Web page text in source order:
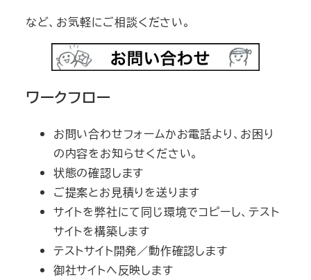
など、お気軽にご相談ください。
ワークフロー
お問い合わせフォームかお電話より、お困り
の内容をお知らせください。
状態の確認します
ご提案とお見積りを送ります
サイトを弊社にて同じ環境でコピーし、テスト
サイトを構築します
テストサイト開発／動作確認します
御社サイトへ反映します